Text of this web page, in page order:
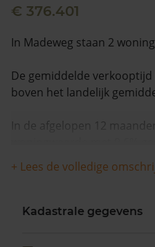
€ 376.401
In Madeweg staan 2
De gemiddelde
boven het landelijk
In de afgelopen 12
+ Lees de volledige
Kadastrale gegevens